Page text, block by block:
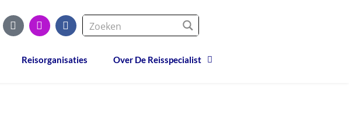
Reisorganisaties Over De Reisspecialist